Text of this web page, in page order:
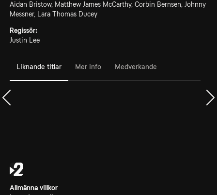
Aidan Bristow, Matthew James McCarthy, Corbin Bernsen, Johnny
Messner, Lara Thomas Ducey
Regissör:
Justin Lee
Liknande titlar Mer info Medverkande
Allmänna villkor